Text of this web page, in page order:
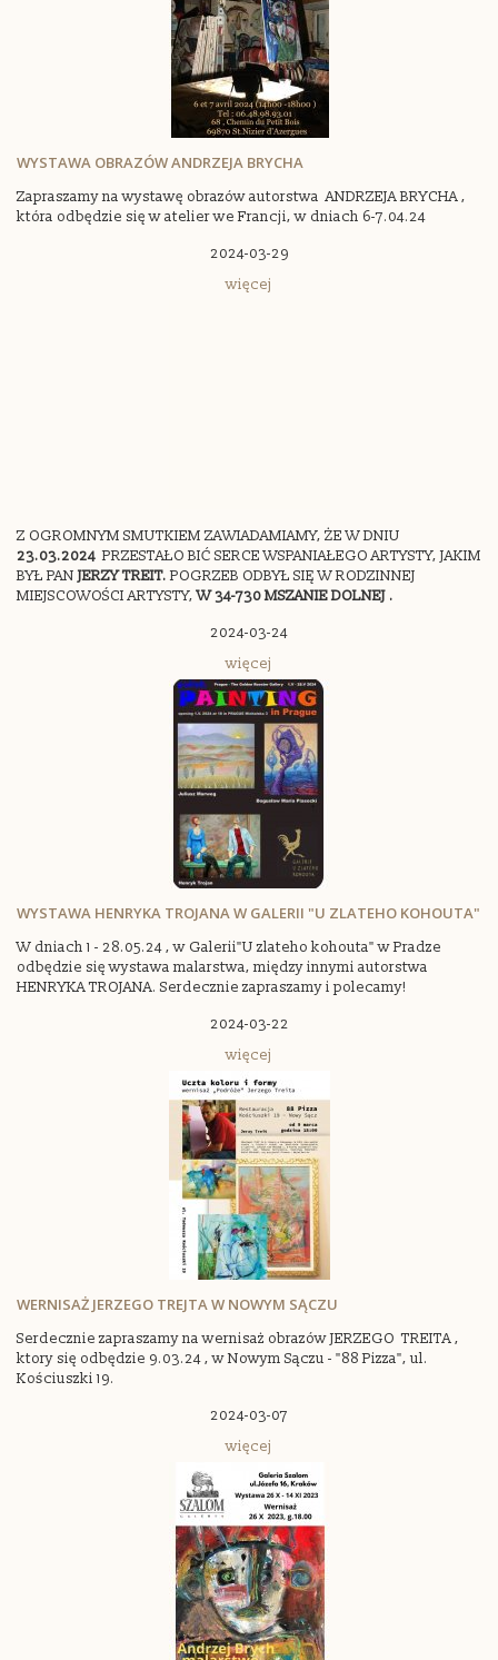
WYSTAWA OBRAZÓW ANDRZEJA BRYCHA
Zapraszamy na wystawę obrazów autorstwa ANDRZEJA BRYCHA ,
która odbędzie się w atelier we Francji, w dniach 6-7.04.24
2024-03-29
więcej
Z OGROMNYM SMUTKIEM ZAWIADAMIAMY, ŻE W DNIU
23.03.2024 PRZESTAŁO BIĆ SERCE WSPANIAŁEGO ARTYSTY, JAKIM
BYŁ PANJERZY TREIT.POGRZEB ODBYŁ SIĘ W RODZINNEJ
MIEJSCOWOŚCI ARTYSTY,W 34-730 MSZANIE DOLNEJ .
2024-03-24
więcej
WYSTAWA HENRYKA TROJANA W GALERII "U ZLATEHO KOHOUTA"
W dniach 1 - 28.05.24 , w Galerii"U zlateho kohouta" w Pradze
odbędzie się wystawa malarstwa, między innymi autorstwa
HENRYKA TROJANA. Serdecznie zapraszamy i polecamy!
2024-03-22
więcej
WERNISAŻ JERZEGO TREJTA W NOWYM SĄCZU
Serdecznie zapraszamy na wernisaż obrazów JERZEGO TREITA ,
ktory się odbędzie 9.03.24 , w Nowym Sączu - "88 Pizza", ul.
Kościuszki 19.
2024-03-07
więcej